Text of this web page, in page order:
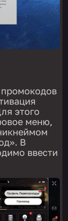
этого
меню,
В
ввести